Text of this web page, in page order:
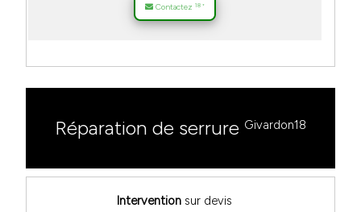
Contactez 18 *
Réparation de serrure Givardon18
Intervention sur devis